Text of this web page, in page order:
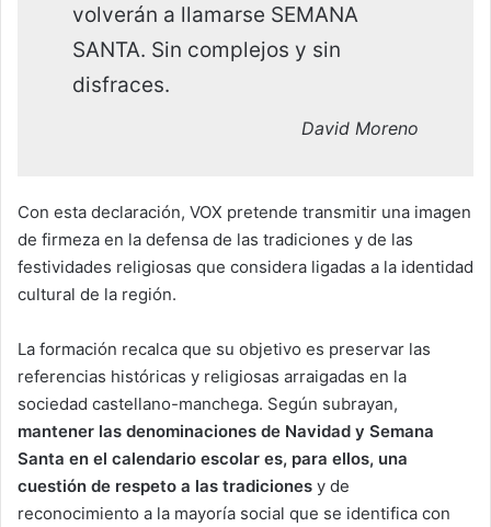
volverán a llamarse SEMANA
SANTA. Sin complejos y sin
disfraces.
David Moreno
Con esta declaración, VOX pretende transmitir una imagen
de firmeza en la defensa de las tradiciones y de las
festividades religiosas que considera ligadas a la identidad
cultural de la región.
La formación recalca que su objetivo es preservar las
referencias históricas y religiosas arraigadas en la
sociedad castellano-manchega. Según subrayan,
mantener las denominaciones de Navidad y Semana
Santa en el calendario escolar es, para ellos, una
cuestión de respeto a las tradiciones y de
reconocimiento a la mayoría social que se identifica con